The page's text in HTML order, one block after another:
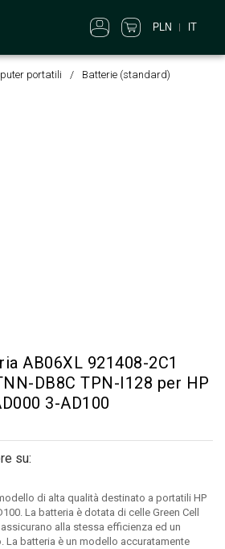
PLN IT
portatili
Batterie (standard)
AB06XL 921408-2C1
DB8C TPN-I128 per HP
3-AD100
su:
di alta qualità destinato a portatili HP
La batteria è dotata di celle Green Cell
alla stessa efficienza ed un
batteria è un modello accuratamente